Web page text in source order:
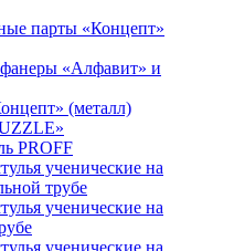
парты «Концепт»
«Алфавит» и
(металл)
PROFF
ученические на
трубе
ученические на